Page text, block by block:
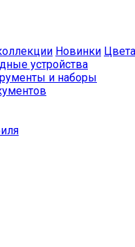
Новинки Цвета
устройства
и наборы